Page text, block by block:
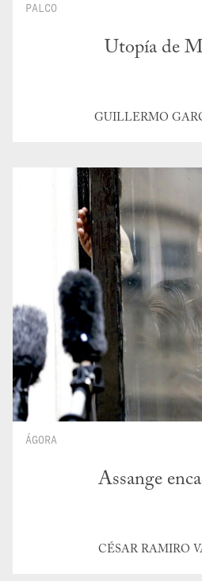
PALCO
Utopía de
GUILLERMO
ÁGORA
Assange
CÉSAR RAMIRO